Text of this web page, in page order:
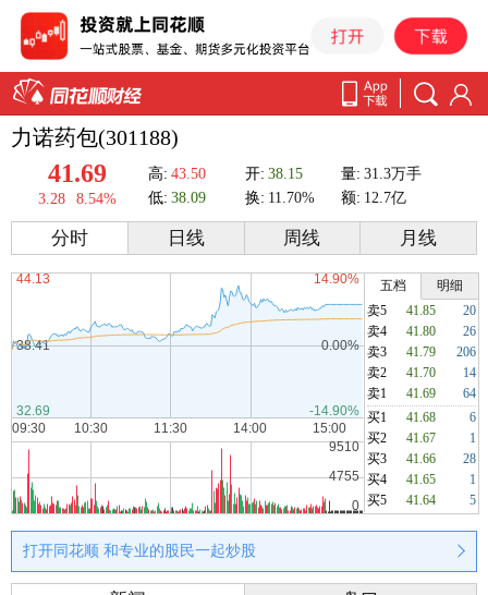
力诺药包(301188)
41.69
3.28 8.54%
高: 43.50 开: 38.15 量: 31.3万手
低: 38.09 换: 11.70% 额: 12.7亿
分时 日线 周线 月线
五档
明细
卖5
41.85
20
卖4
41.80
26
卖3
41.79
206
卖2
41.70
14
卖1
41.69
64
买1
41.68
6
买2
41.67
1
买3
41.66
28
买4
41.65
1
买5
41.64 5
打开同花顺 和专业的股民一起炒股